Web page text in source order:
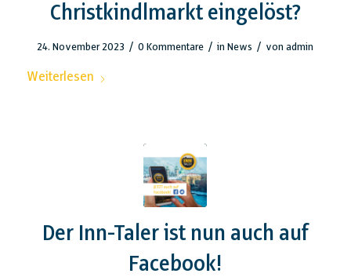
Christkindlmarkt eingelöst?
24. November 2023 / 0 Kommentare / inNews / vonadmin
Weiterlesen
Der Inn-Taler ist nun auch auf
Facebook!